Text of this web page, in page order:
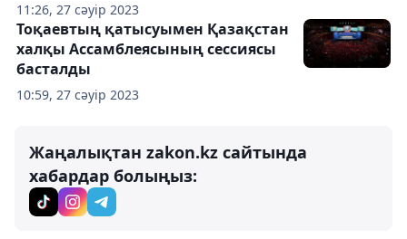
11:26, 27 сәуір 2023
10:59, 27 сәуір 2023
Тоқаевтың қатысуымен Қазақстан
халқы Ассамблеясының сессиясы
басталды
Жаңалықтан zakon.kz сайтында
хабардар болыңыз: